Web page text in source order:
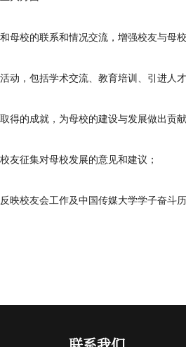
母校的联系和情况交流，增强校友与母校
动，包括学术交流、教育培训、引进人
得的成就，为母校的建设与发展做出贡献
友征集对母校发展的意见和建议；
映校友会工作及中国传媒大学学子奋斗